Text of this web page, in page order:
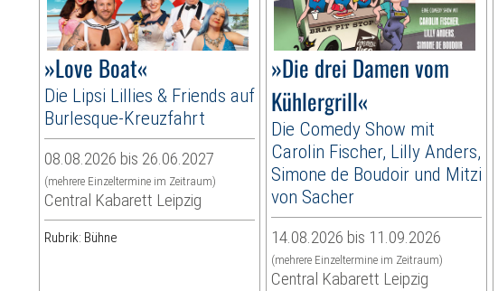
»Love Boat«
Die Lipsi Lillies & Friends auf
Burlesque-Kreuzfahrt
08.08.2026 bis 26.06.2027
(mehrere Einzeltermine im Zeitraum)
Central Kabarett Leipzig
Rubrik: Bühne
»Die drei Damen vom
Kühlergrill«
Die Comedy Show mit
Carolin Fischer, Lilly Anders,
Simone de Boudoir und Mitzi
von Sacher
14.08.2026 bis 11.09.2026
(mehrere Einzeltermine im Zeitraum)
Central Kabarett Leipzig